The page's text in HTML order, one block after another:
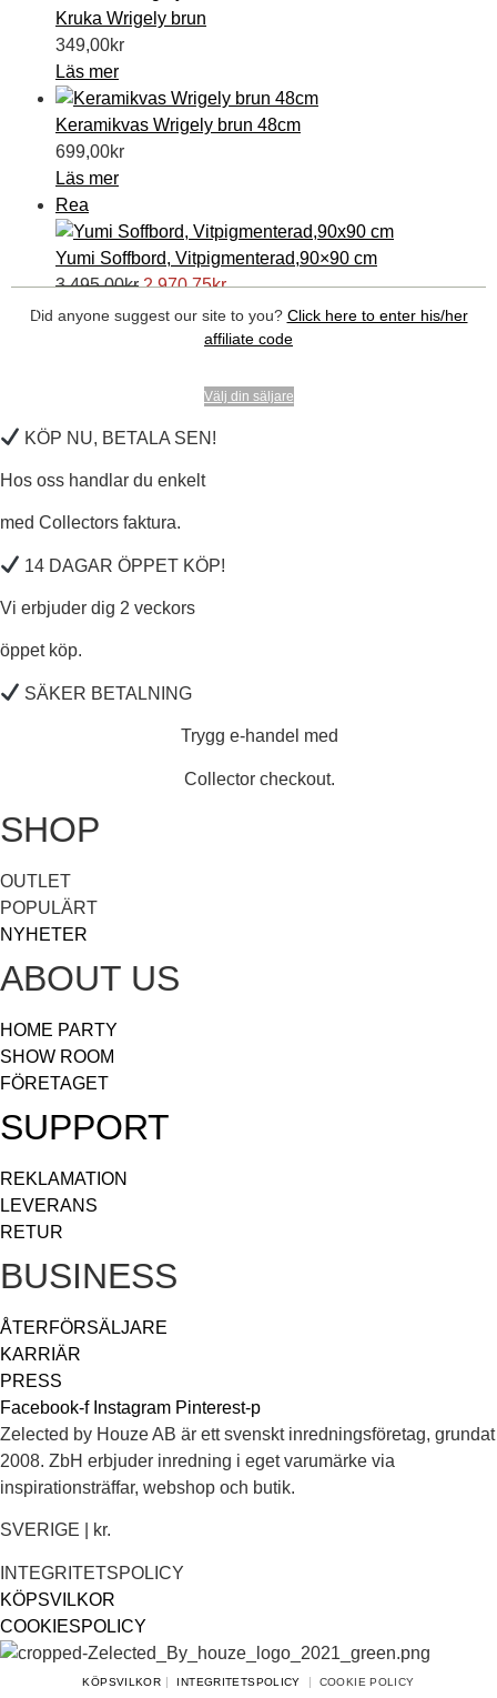
Kruka Wrigely brun
349,00kr
Läs mer
Keramikvas Wrigely brun 48cm
699,00kr
Läs mer
Rea
på
rea
Yumi Soffbord, Vitpigmenterad,90×90 cm
3.495,00krDet
ursprungliga
3.495,00kr.
2.970,75krDet
nuvarande
priset
2.970,75kr.
Lägg till i varukorg
Did anyone suggest our site to you? Click here to enter his/her
affiliate code
Välj din säljare
KÖP NU, BETALA SEN!
Hos oss handlar du enkelt
med Collectors faktura.
14 DAGAR ÖPPET KÖP!
Vi erbjuder dig 2 veckors
öppet köp.
SÄKER BETALNING
Trygg e-handel med
Collector checkout.
SHOP
OUTLET
POPULÄRT
NYHETER
ABOUT US
HOME PARTY
SHOW ROOM
FÖRETAGET
SUPPORT
REKLAMATION
LEVERANS
RETUR
BUSINESS
ÅTERFÖRSÄLJARE
KARRIÄR
PRESS
Facebook-f Instagram Pinterest-p
Zelected by Houze AB är ett svenskt inredningsföretag, grundat
2008. ZbH erbjuder inredning i eget varumärke via
inspirationsträffar, webshop och butik.
SVERIGE | kr.
INTEGRITETSPOLICY
KÖPSVILKOR
COOKIESPOLICY
KÖPSVILKOR | INTEGRITETSPOLICY | COOKIE POLICY